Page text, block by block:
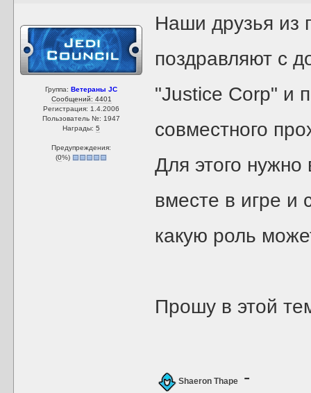
Группа:Ветераны JC
Сообщений: 4401
Регистрация: 1.4.2006
Пользователь №: 1947
Награды:5
Предупреждения:
(0%)
Наши друзья из
поздравляют с
"Justice Corp" и
совместного
Для этого
вместе в игре и
какую роль
Прошу в этой
Shaeron Thape -